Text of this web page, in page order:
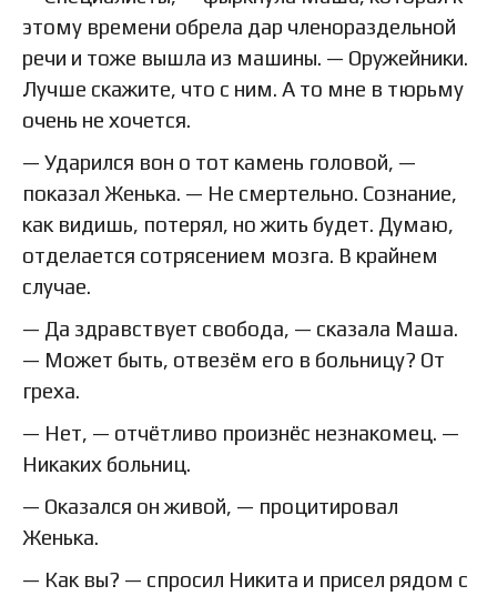
этому времени обрела дар членораздельной
речи и тоже вышла из машины. — Оружейники.
Лучше скажите, что с ним. А то мне в тюрьму
очень не хочется.
— Ударился вон о тот камень головой, —
показал Женька. — Не смертельно. Сознание,
как видишь, потерял, но жить будет. Думаю,
отделается сотрясением мозга. В крайнем
случае.
— Да здравствует свобода, — сказала Маша.
— Может быть, отвезём его в больницу? От
греха.
— Нет, — отчётливо произнёс незнакомец. —
Никаких больниц.
— Оказался он живой, — процитировал
Женька.
— Как вы? — спросил Никита и присел рядом с